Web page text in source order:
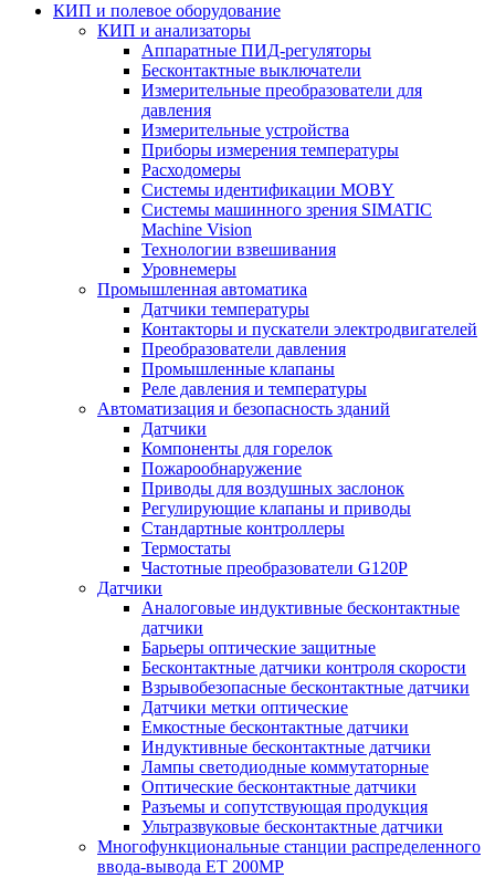
КИП и полевое оборудование
КИП и анализаторы
Аппаратные ПИД-регуляторы
Бесконтактные выключатели
Измерительные преобразователи для
давления
Измерительные устройства
Приборы измерения температуры
Расходомеры
Системы идентификации MOBY
Системы машинного зрения SIMATIC
Machine Vision
Технологии взвешивания
Уровнемеры
Промышленная автоматика
Датчики температуры
Контакторы и пускатели электродвигателей
Преобразователи давления
Промышленные клапаны
Реле давления и температуры
Автоматизация и безопасность зданий
Датчики
Компоненты для горелок
Пожарообнаружение
Приводы для воздушных заслонок
Регулирующие клапаны и приводы
Стандартные контроллеры
Термостаты
Частотные преобразователи G120P
Датчики
Аналоговые индуктивные бесконтактные
датчики
Барьеры оптические защитные
Бесконтактные датчики контроля скорости
Взрывобезопасные бесконтактные датчики
Датчики метки оптические
Емкостные бесконтактные датчики
Индуктивные бесконтактные датчики
Лампы светодиодные коммутаторные
Оптические бесконтактные датчики
Разъемы и сопутствующая продукция
Ультразвуковые бесконтактные датчики
Многофункциональные станции распределенного
ввода-вывода ET 200MP